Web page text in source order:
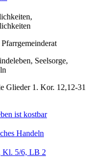
Seelsorge,
Glieder 1. Kor. 12,12-31
ist kostbar
Handeln
Kl. 5/6, LB 2